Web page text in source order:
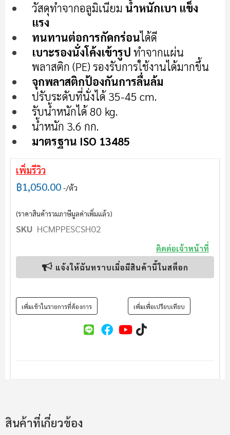
ต้น
แกล
รี
รูปภาพ
วัสดุทำจากอลูมิเนียม น้ำหนักเบา แข็ง
แรง
ทนทานต่อการกัดกร่อนได้ดี
เบาะรองนั่งโค้งเข้ารูป ทำจากแผ่น
พลาสติก (PE) รองรับการใช้งานได้มากขึ้น
จุกพลาสติกป้องกันการลื่นล้ม
ปรับระดับที่นั่งได้ 35-45 cm.
รับน้ำหนักได้ 80 kg.
น้ำหนัก 3.6 กก.
มาตรฐาน ISO 13485
เพิ่มรีวิว
฿1,050.00 /ตัว
(ราคาสินค้ารวมภาษีมูลค่าเพิ่มแล้ว)
SKU HCMPPESCSH02
ติดต่อเจ้าหน้าที่
แจ้งให้ฉันทราบเมื่อมีสินค้านี้ในสต็อก
เพิ่มเข้าในรายการที่ต้องการ เพิ่มเพื่อเปรียบเทียบ
สินค้าที่เกี่ยวข้อง